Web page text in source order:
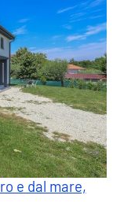
e dal mare,